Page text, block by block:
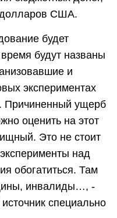
США.
будет
будут названы
и
экспериментах
Причиненный ущерб
оценить на этот
Это не стоит
над
обогатиться. Там
инвалиды…, -
специально